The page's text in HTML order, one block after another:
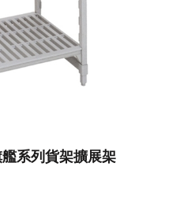
系列貨架擴展架